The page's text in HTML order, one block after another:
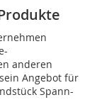
anderen
Angebot für
Spann-